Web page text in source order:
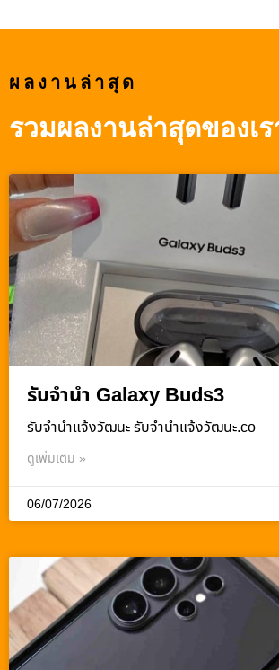
ผลงานล่าสุด
รวมผลงานล่าสุดของเร
รับจำนำ Galaxy Buds3
รับจํานําแจ้งวัฒนะ รับจํานําแจ้งวัฒนะ.co
ดูเพิ่มเติม »
06/07/2026